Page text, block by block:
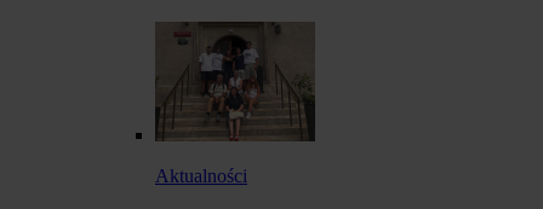
Aktualności